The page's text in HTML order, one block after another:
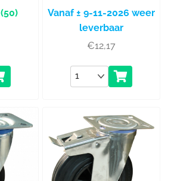
(50)
Vanaf ± 9-11-2026 weer
leverbaar
€12,17
Aantal